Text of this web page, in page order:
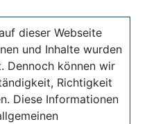
dieser Webseite
und Inhalte wurden
Dennoch können wir
Richtigkeit
Diese Informationen